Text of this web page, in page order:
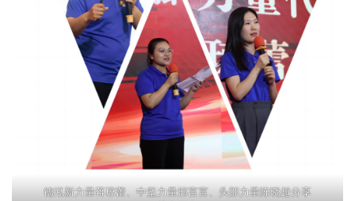
德泓新力量蒋琼蕾、中坚力量邢言言、头部力量陈晓超分享
（从右至左）